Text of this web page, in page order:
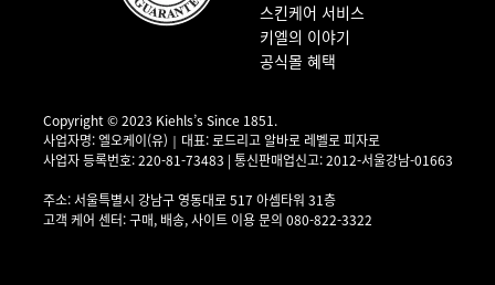
스킨케어 서비스
키엘의 이야기
공식몰 혜택
Copyright © 2023 Kiehls’s Since 1851.
사업자명: 엘오케이(유)｜대표: 로드리고 알바로 레벨로 피자로
사업자 등록번호: 220-81-73483 | 통신판매업신고: 2012-서울강남-01663
주소: 서울특별시 강남구 영동대로 517 아셈타워 31층
고객 케어 센터: 구매, 배송, 사이트 이용 문의 080-822-3322